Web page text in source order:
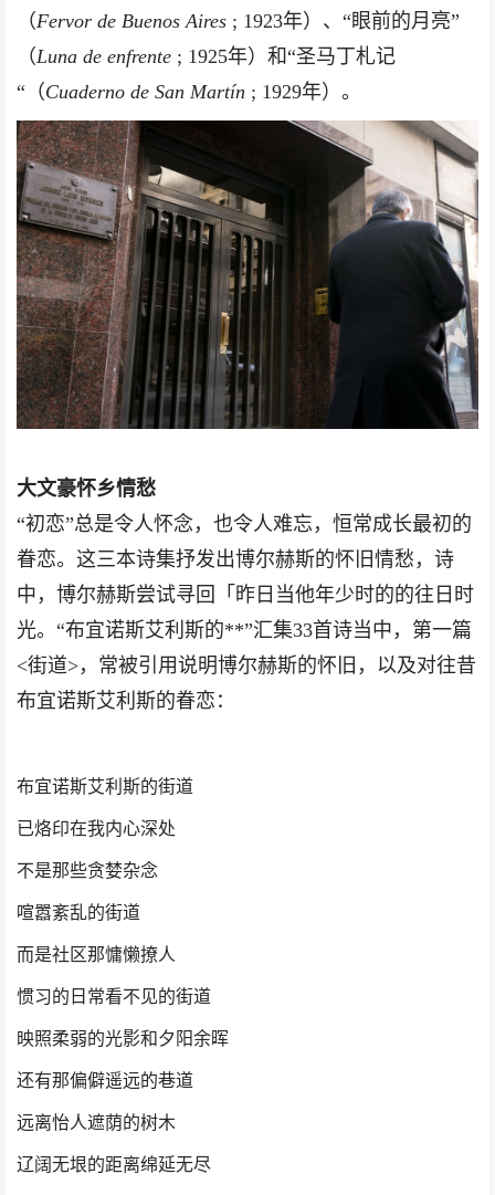
（Fervor de Buenos Aires ; 1923年）、“眼前的月亮”
（Luna de enfrente ; 1925年）和“圣马丁札记
“（Cuaderno de San Martín ; 1929年）。
大文豪怀乡情愁
“初恋”总是令人怀念，也令人难忘，恒常成长最初的
眷恋。这三本诗集抒发出博尔赫斯的怀旧情愁，诗
中，博尔赫斯尝试寻回「昨日当他年少时的的往日时
光。“布宜诺斯艾利斯的**”汇集33首诗当中，第一篇
<街道>，常被引用说明博尔赫斯的怀旧，以及对往昔
布宜诺斯艾利斯的眷恋：
布宜诺斯艾利斯的街道
已烙印在我内心深处
不是那些贪婪杂念
喧嚣紊乱的街道
而是社区那慵懒撩人
惯习的日常看不见的街道
映照柔弱的光影和夕阳余晖
还有那偏僻遥远的巷道
远离怡人遮荫的树木
辽阔无垠的距离绵延无尽